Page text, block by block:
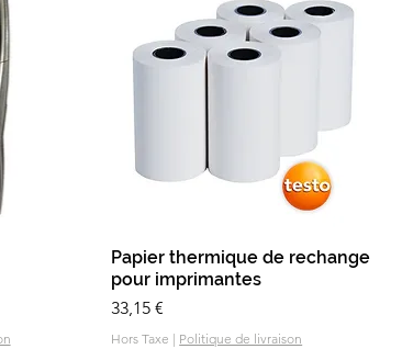
Aperçu rapide
Papier thermique de rechange
pour imprimantes
Prix
33,15 €
Hors Taxe | Politique de livraison